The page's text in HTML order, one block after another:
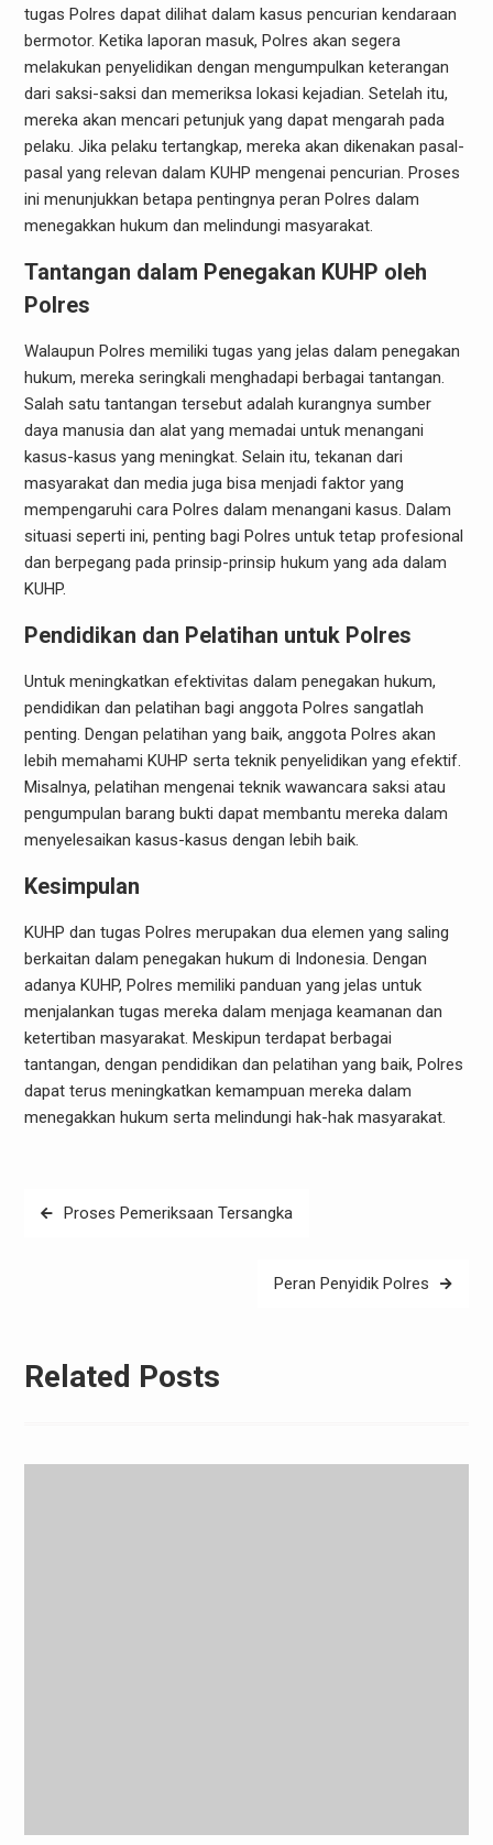
tugas Polres dapat dilihat dalam kasus pencurian kendaraan
bermotor. Ketika laporan masuk, Polres akan segera
melakukan penyelidikan dengan mengumpulkan keterangan
dari saksi-saksi dan memeriksa lokasi kejadian. Setelah itu,
mereka akan mencari petunjuk yang dapat mengarah pada
pelaku. Jika pelaku tertangkap, mereka akan dikenakan pasal-
pasal yang relevan dalam KUHP mengenai pencurian. Proses
ini menunjukkan betapa pentingnya peran Polres dalam
menegakkan hukum dan melindungi masyarakat.
Tantangan dalam Penegakan KUHP oleh
Polres
Walaupun Polres memiliki tugas yang jelas dalam penegakan
hukum, mereka seringkali menghadapi berbagai tantangan.
Salah satu tantangan tersebut adalah kurangnya sumber
daya manusia dan alat yang memadai untuk menangani
kasus-kasus yang meningkat. Selain itu, tekanan dari
masyarakat dan media juga bisa menjadi faktor yang
mempengaruhi cara Polres dalam menangani kasus. Dalam
situasi seperti ini, penting bagi Polres untuk tetap profesional
dan berpegang pada prinsip-prinsip hukum yang ada dalam
KUHP.
Pendidikan dan Pelatihan untuk Polres
Untuk meningkatkan efektivitas dalam penegakan hukum,
pendidikan dan pelatihan bagi anggota Polres sangatlah
penting. Dengan pelatihan yang baik, anggota Polres akan
lebih memahami KUHP serta teknik penyelidikan yang efektif.
Misalnya, pelatihan mengenai teknik wawancara saksi atau
pengumpulan barang bukti dapat membantu mereka dalam
menyelesaikan kasus-kasus dengan lebih baik.
Kesimpulan
KUHP dan tugas Polres merupakan dua elemen yang saling
berkaitan dalam penegakan hukum di Indonesia. Dengan
adanya KUHP, Polres memiliki panduan yang jelas untuk
menjalankan tugas mereka dalam menjaga keamanan dan
ketertiban masyarakat. Meskipun terdapat berbagai
tantangan, dengan pendidikan dan pelatihan yang baik, Polres
dapat terus meningkatkan kemampuan mereka dalam
menegakkan hukum serta melindungi hak-hak masyarakat.
PostProses Pemeriksaan Tersangka
Peran Penyidik Polres
Related Posts